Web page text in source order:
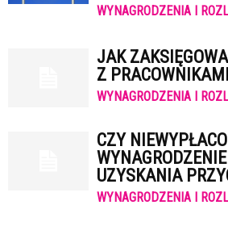
WYNAGRODZENIA I
JAK
Z
WYNAGRODZENIA I
CZY
UZYSKANIA
WYNAGRODZENIA I